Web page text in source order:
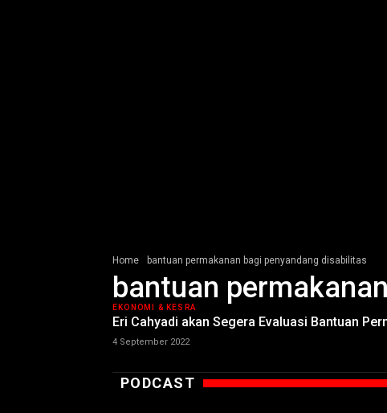
Home bantuan permakanan bagi penyandang disabilitas
bantuan
EKONOMI & KESRA
Eri Cahyadi akan Segera Evaluasi Bantuan
4 September 2022
PODCAST